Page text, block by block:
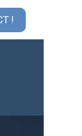
!